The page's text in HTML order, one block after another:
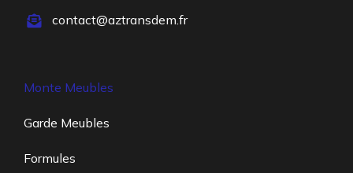
contact@aztransdem.fr
Monte Meubles
Garde Meubles
Formules